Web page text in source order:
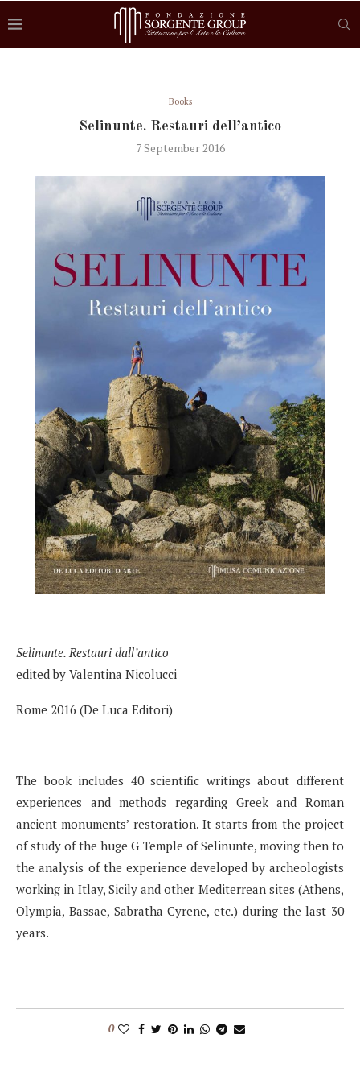
Books
Selinunte. Restauri dell’antico
7 September 2016
Selinunte. Restauri dall’antico
edited by Valentina Nicolucci
Rome 2016 (De Luca Editori)
The book includes 40 scientific writings about different
experiences and methods regarding Greek and Roman
ancient monuments’ restoration. It starts from the project
of study of the huge G Temple of Selinunte, moving then to
the analysis of the experience developed by archeologists
working in Itlay, Sicily and other Mediterrean sites (Athens,
Olympia, Bassae, Sabratha Cyrene, etc.) during the last 30
years.
0